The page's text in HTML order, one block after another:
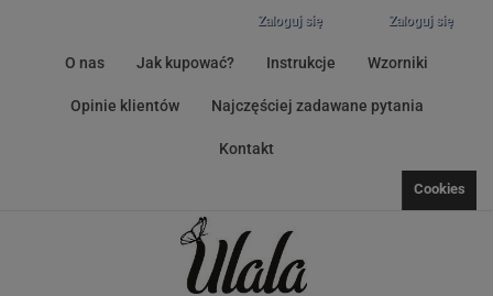
Zaloguj się
Zaloguj się
O nas Jak kupować? Instrukcje Wzorniki
Opinie klientów Najczęściej zadawane pytania
Kontakt
Cookies